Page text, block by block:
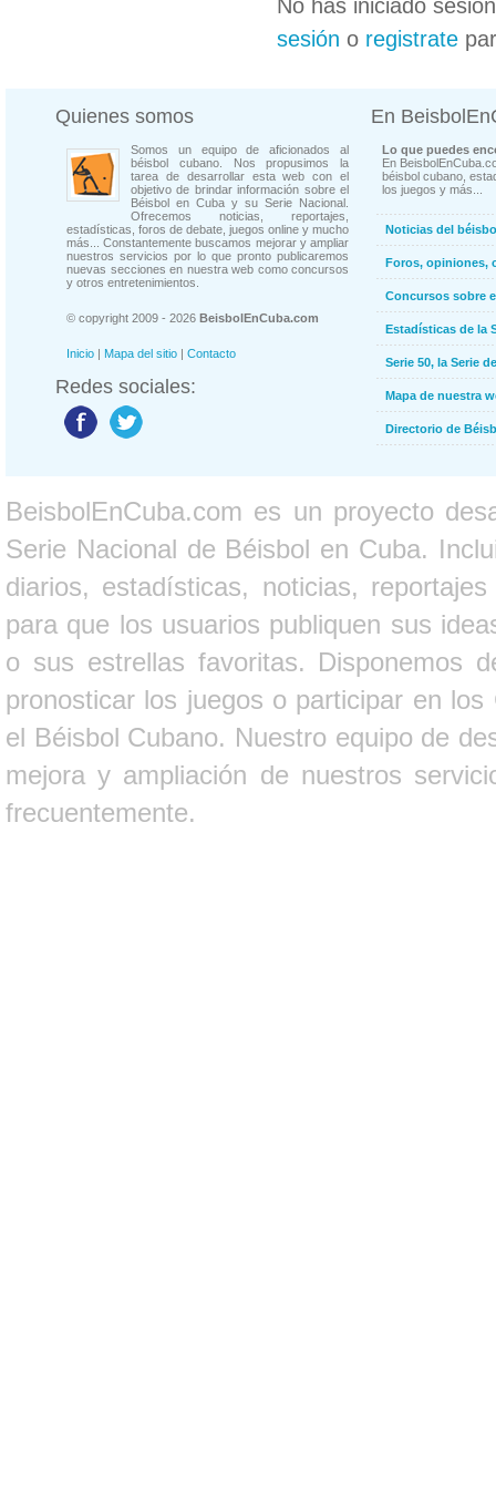
No has iniciado
sesión o registrate
Quienes somos
Somos un equipo de aficionados al
béisbol cubano. Nos propusimos la
tarea de desarrollar esta web con el
objetivo de brindar información sobre el
Béisbol en Cuba y su Serie Nacional.
Ofrecemos noticias, reportajes,
estadísticas, foros de debate, juegos online y mucho
más... Constantemente buscamos mejorar y ampliar
nuestros servicios por lo que pronto publicaremos
nuevas secciones en nuestra web como concursos
y otros entretenimientos.
© copyright 2009 - 2026 BeisbolEnCuba.com
Inicio | Mapa del sitio | Contacto
Redes sociales:
En
Lo que puedes
En
béisbol cubano,
los juegos y más...
Noticias del
Foros, opiniones,
Concursos sobre
Estadísticas de la
Serie 50, la Serie
Mapa de nuestra
Directorio de
BeisbolEnCuba.com es un proyecto
Serie Nacional de Béisbol en Cuba.
diarios, estadísticas, noticias,
para que los usuarios publiquen sus
o sus estrellas favoritas. Disponemos
pronosticar los juegos o participar en
el Béisbol Cubano. Nuestro equipo de
mejora y ampliación de nuestros
frecuentemente.